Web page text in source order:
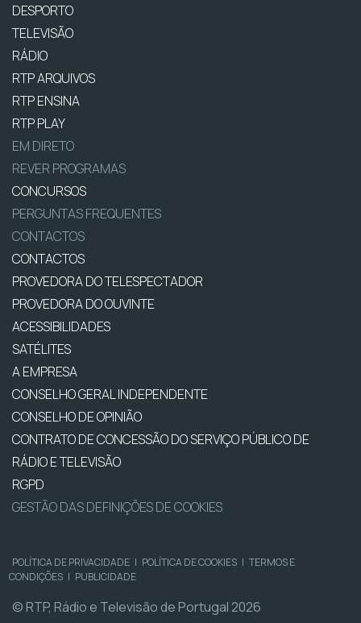
DESPORTO
TELEVISÃO
RÁDIO
RTP ARQUIVOS
RTP ENSINA
RTP PLAY
EM DIRETO
REVER PROGRAMAS
CONCURSOS
PERGUNTAS FREQUENTES
CONTACTOS
CONTACTOS
PROVEDORA DO TELESPECTADOR
PROVEDORA DO OUVINTE
ACESSIBILIDADES
SATÉLITES
A EMPRESA
CONSELHO GERAL INDEPENDENTE
CONSELHO DE OPINIÃO
CONTRATO DE CONCESSÃO DO SERVIÇO PÚBLICO DE
RÁDIO E TELEVISÃO
RGPD
GESTÃO DAS DEFINIÇÕES DE COOKIES
POLÍTICA DE PRIVACIDADE | POLÍTICA DE COOKIES | TERMOS E
CONDIÇÕES | PUBLICIDADE
© RTP, Rádio e Televisão de Portugal 2026